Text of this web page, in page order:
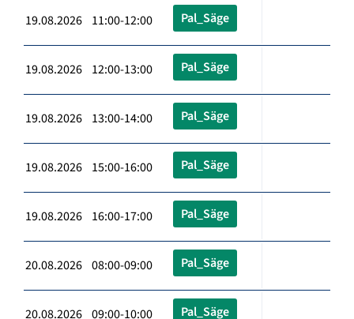
19.08.2026 11:00-12:00 Pal_Säge
19.08.2026 12:00-13:00 Pal_Säge
19.08.2026 13:00-14:00 Pal_Säge
19.08.2026 15:00-16:00 Pal_Säge
19.08.2026 16:00-17:00 Pal_Säge
20.08.2026 08:00-09:00 Pal_Säge
20.08.2026 09:00-10:00 Pal_Säge